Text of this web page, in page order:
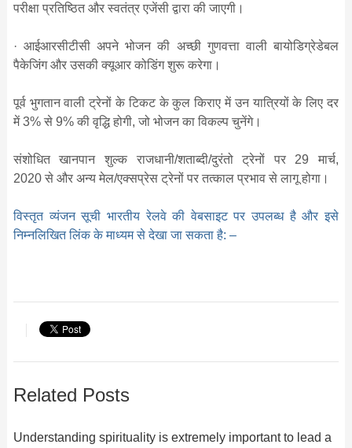
परीक्षा प्रतिष्ठित और स्वतंत्र एजेंसी द्वारा की जाएगी।
· आईआरसीटीसी अपने भोजन की अच्छी गुणवत्ता वाली बायोडिग्रेडेबल
पैकेजिंग और उसकी क्यूआर कोडिंग शुरू करेगा।
पूर्व भुगतान वाली ट्रेनों के टिकट के कुल किराए में उन यात्रियों के लिए दर
में 3% से 9% की वृद्धि होगी, जो भोजन का विकल्प चुनेंगे।
संशोधित खानपान शुल्क राजधानी/शताब्दी/दुरंतो ट्रेनों पर 29 मार्च,
2020 से और अन्य मेल/एक्सप्रेस ट्रेनों पर तत्काल प्रभाव से लागू होगा।
विस्तृत व्‍यंजन सूची भारतीय रेलवे की वेबसाइट पर उपलब्ध है और इसे
निम्नलिखित लिंक के माध्यम से देखा जा सकता है: –
Related Posts
Understanding spirituality is extremely important to lead a